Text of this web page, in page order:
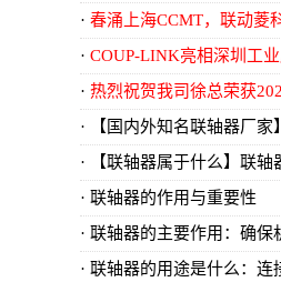
春涌上海CCMT，联动菱科自
COUP-LINK亮相深圳工业展：以精密传动，致敬
热烈祝贺我司徐总荣获2025年“南沙区优秀民营企
【国内外知名联轴器厂家】深入解析：国内外知名联轴器厂家及
【联轴器属于什么】联轴器的分类与应用领
联轴器的作用与重要性
联轴器的主要作用：确保机械传动的
联轴器的用途是什么：连接机械元件的关